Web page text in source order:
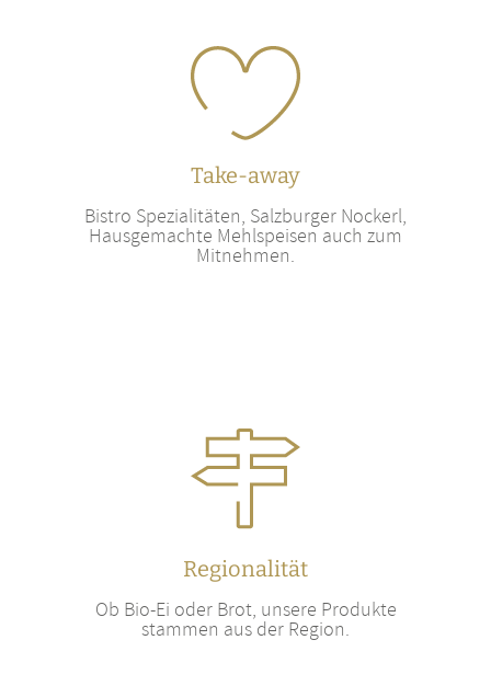
Take-away
Bistro Spezialitäten, Salzburger Nockerl,
Hausgemachte Mehlspeisen auch zum
Mitnehmen.
Regionalität
Ob Bio-Ei oder Brot, unsere Produkte
stammen aus der Region.